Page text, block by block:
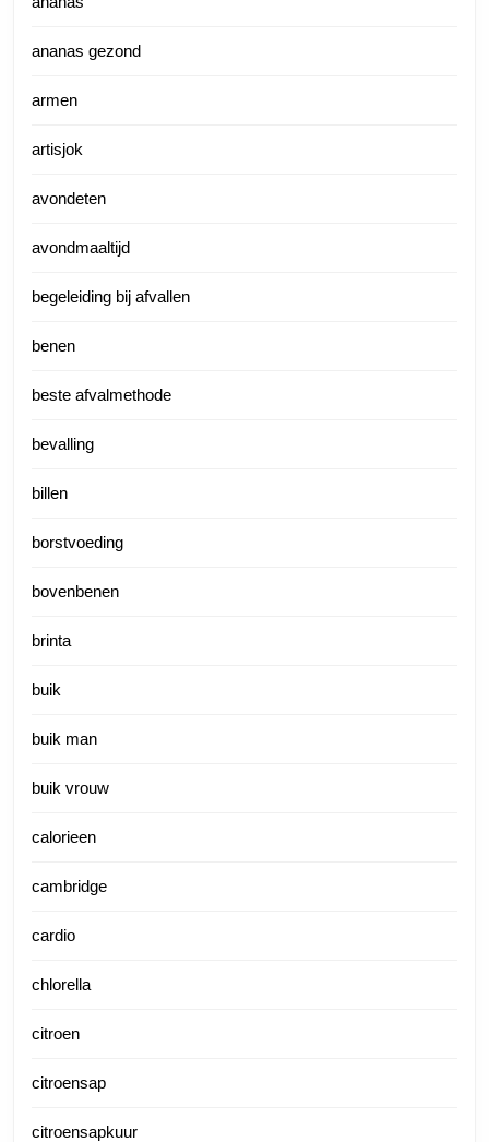
ananas gezond
armen
artisjok
avondeten
avondmaaltijd
begeleiding bij afvallen
benen
beste afvalmethode
bevalling
billen
borstvoeding
bovenbenen
brinta
buik
buik man
buik vrouw
calorieen
cambridge
cardio
chlorella
citroen
citroensap
citroensapkuur